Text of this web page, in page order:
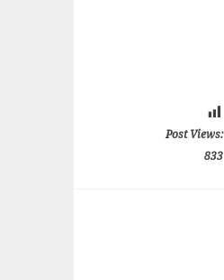
Post Views:
833